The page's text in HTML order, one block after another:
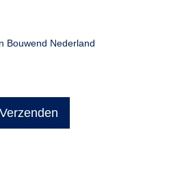
Bouwend Nederland
Verzenden